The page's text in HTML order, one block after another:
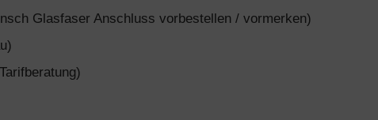
Glasfaser Anschluss vorbestellen / vormerken)